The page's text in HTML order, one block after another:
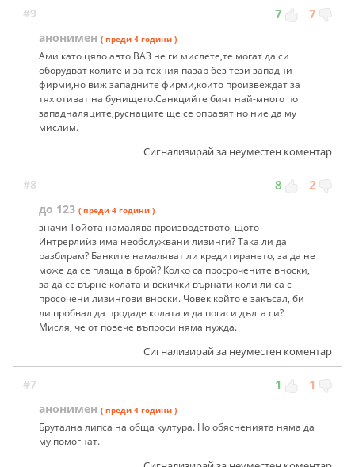
#9 7 7
анонимен ( преди 4 години )
Ами като цяло авто ВАЗ не ги мислете,те могат да си
оборудват колите и за техния пазар без тези западни
фирми,но виж западните фирми,които произвеждат за
тях отиват на бунището.Санкцийте бият най-много по
западналяците,руснаците ще се оправят но ние да му
мислим.
Сигнализирай за неуместен коментар
#8 8 2
до 123 ( преди 4 години )
значи Тойота намалява производството, щото
Интрерлийз има необслужвани лизинги? Така ли да
разбирам? Банките намаляват ли кредитирането, за да не
може да се плаща в брой? Колко са просрочените вноски,
за да се върне колата и вскички върнати коли ли са с
просочени лизингови вноски. Човек който е закъсал, би
ли пробвал да продаде колата и да погаси дълга си?
Мисля, че от повече въпроси няма нужда.
Сигнализирай за неуместен коментар
#7 1 1
анонимен ( преди 4 години )
Брутална липса на обща култура. Но обясненията няма да
му помогнат.